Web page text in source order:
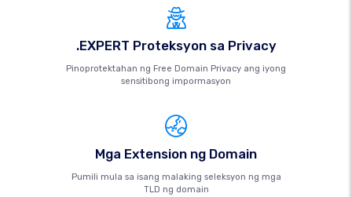
.EXPERT Proteksyon sa Privacy
Pinoprotektahan ng Free Domain Privacy ang iyong
sensitibong impormasyon
Mga Extension ng Domain
Pumili mula sa isang malaking seleksyon ng mga
TLD ng domain